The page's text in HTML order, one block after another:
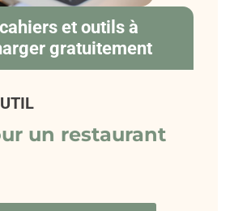
et outils à
gratuitement
un restaurant